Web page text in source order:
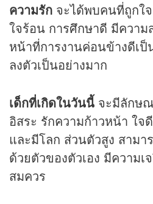
ความรัก จะได้พบคนที่ถูกใ
ใจร้อน การศึกษาดี มีความ
หน้าที่การงานค่อนข้างดีเ
ลงตัวเป็นอย่างมาก
เด็กที่เกิดในวันนี้ จะมีลักษ
อิสระ รักความก้าวหน้า ใ
และมีโลก ส่วนตัวสูง สามา
ด้วยตัวของตัวเอง มีความเ
สมควร